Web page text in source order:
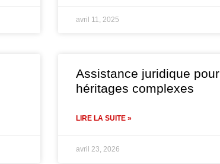
avril 11, 2025
Assistance juridique pour
héritages complexes
LIRE LA SUITE »
avril 23, 2026